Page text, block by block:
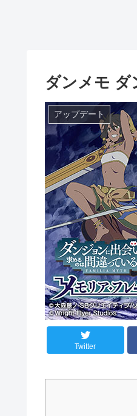
ダンメモ ダ
アップデート
Twitter